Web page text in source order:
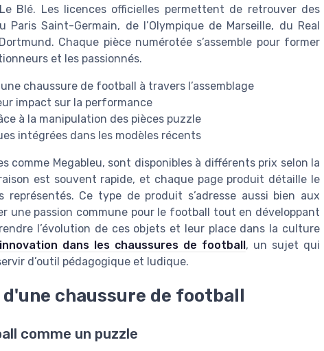
Blé. Les licences officielles permettent de retrouver des
Saint-Germain, de l’Olympique de Marseille, du Real
Chaque pièce numérotée s’assemble pour former
et les passionnés.
chaussure de football à travers l’assemblage
impact sur la performance
à la manipulation des pièces puzzle
intégrées dans les modèles récents
comme Megableu, sont disponibles à différents prix selon la
est souvent rapide, et chaque page produit détaille le
Ce type de produit s’adresse aussi bien aux
une passion commune pour le football tout en développant
l’évolution de ces objets et leur place dans la culture
dans les chaussures de football, un sujet qui
d’outil pédagogique et ludique.
chaussure de football
comme un puzzle